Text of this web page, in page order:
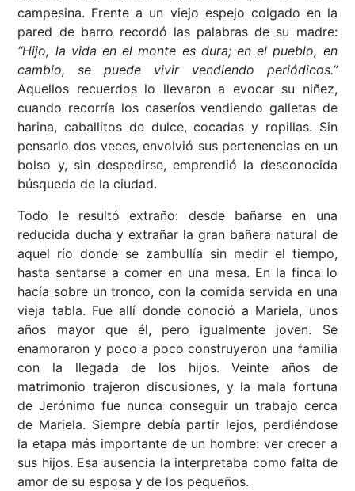
campesina. Frente a un viejo espejo colgado en la
pared de barro recordó las palabras de su madre:
“Hijo, la vida en el monte es dura; en el pueblo, en
cambio, se puede vivir vendiendo periódicos.”
Aquellos recuerdos lo llevaron a evocar su niñez,
cuando recorría los caseríos vendiendo galletas de
harina, caballitos de dulce, cocadas y ropillas. Sin
pensarlo dos veces, envolvió sus pertenencias en un
bolso y, sin despedirse, emprendió la desconocida
búsqueda de la ciudad.
Todo le resultó extraño: desde bañarse en una
reducida ducha y extrañar la gran bañera natural de
aquel río donde se zambullía sin medir el tiempo,
hasta sentarse a comer en una mesa. En la finca lo
hacía sobre un tronco, con la comida servida en una
vieja tabla. Fue allí donde conoció a Mariela, unos
años mayor que él, pero igualmente joven. Se
enamoraron y poco a poco construyeron una familia
con la llegada de los hijos. Veinte años de
matrimonio trajeron discusiones, y la mala fortuna
de Jerónimo fue nunca conseguir un trabajo cerca
de Mariela. Siempre debía partir lejos, perdiéndose
la etapa más importante de un hombre: ver crecer a
sus hijos. Esa ausencia la interpretaba como falta de
amor de su esposa y de los pequeños.